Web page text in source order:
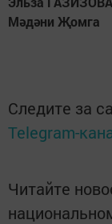
Мәдәни Җомга
Следите за
Telegram-
Читайте